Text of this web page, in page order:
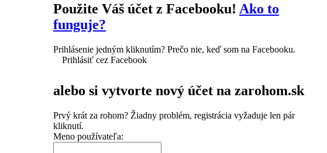
Použite Váš účet z Facebooku! Ako to
funguje?
Prihlásenie jedným kliknutím? Prečo nie, keď som na Facebooku.
Prihlásiť cez Facebook
alebo si vytvorte nový účet na zarohom.sk
Prvý krát za rohom? Žiadny problém, registrácia vyžaduje len pár
kliknutí.
Meno používateľa: